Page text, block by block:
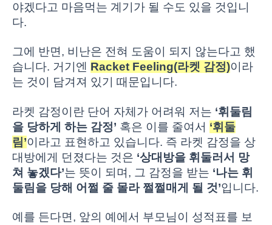
야겠다고 마음먹는 계기가 될 수도 있을 것입니
다.
그에 반면, 비난은 전혀 도움이 되지 않는다고 했
습니다. 거기엔 Racket Feeling(라켓 감정)이라
는 것이 담겨져 있기 때문입니다.
라켓 감정이란 단어 자체가 어려워 저는 ‘휘둘림
을 당하게 하는 감정’ 혹은 이를 줄여서 ‘휘둘
림’이라고 표현하고 있습니다. 즉 라켓 감정을 상
대방에게 던졌다는 것은 ‘상대방을 휘둘러서 망
쳐 놓겠다’는 뜻이 되며, 그 감정을 받는 ‘나는 휘
둘림을 당해 어쩔 줄 몰라 쩔쩔매게 될 것’입니다.
예를 든다면, 앞의 예에서 부모님이 성적표를 보